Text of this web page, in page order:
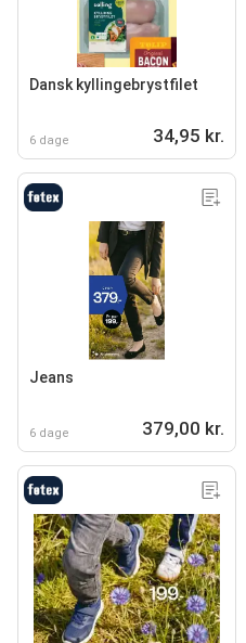
Dansk kyllingebrystfilet
6 dage 34,95 kr.
Jeans
6 dage 379,00 kr.